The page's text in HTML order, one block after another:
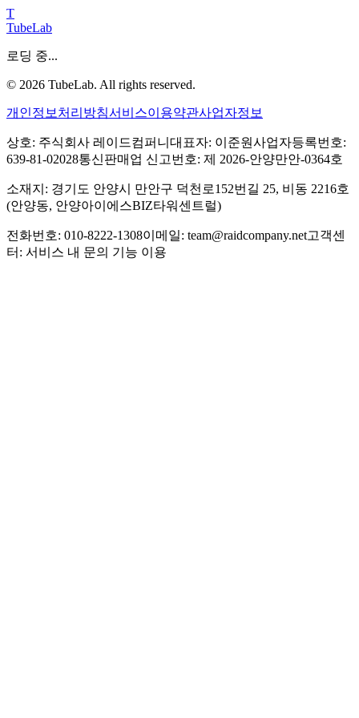
T
TubeLab
로딩 중...
© 2026 TubeLab. All rights reserved.
개인정보처리방침서비스이용약관사업자정보
상호: 주식회사 레이드컴퍼니 대표자: 이준원사업자등록번호:
639-81-02028통신판매업 신고번호: 제 2026-안양만안-0364호
소재지: 경기도 안양시 만안구 덕천로152번길 25, 비동 2216호
(안양동, 안양아이에스BIZ타워센트럴)
전화번호: 010-8222-1308이메일: team@raidcompany.net고객센
터: 서비스 내 문의 기능 이용